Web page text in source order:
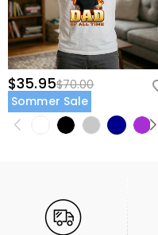
$35.95$70.00
Sommer Sale